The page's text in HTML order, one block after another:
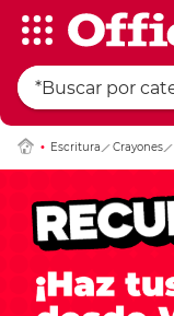
Escritura Crayones